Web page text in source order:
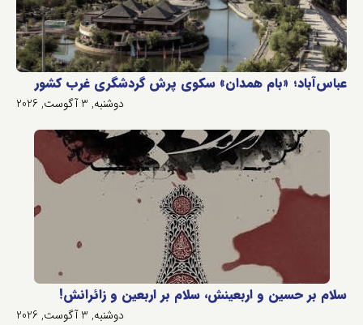
عباس‌آباد؛ «بام همدان» سکوی پرش گردشگری غرب کشور
دوشنبه, 3 آگوست, 2026
سلام بر حسین و اربعینش، سلام بر اربعین و زائرانش!
دوشنبه, 3 آگوست, 2026